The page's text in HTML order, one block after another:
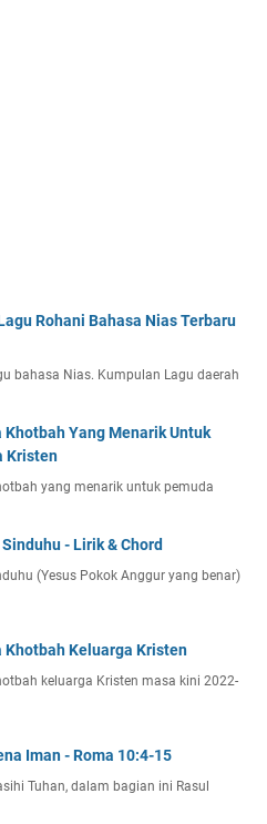
Rohani Bahasa Nias Terbaru
bahasa Nias. Kumpulan Lagu daerah
Khotbah Yang Menarik Untuk
Kristen
yang menarik untuk pemuda
- Lirik & Chord
(Yesus Pokok Anggur yang benar)
Khotbah Keluarga Kristen
keluarga Kristen masa kini 2022-
Iman - Roma 10:4-15
Tuhan, dalam bagian ini Rasul